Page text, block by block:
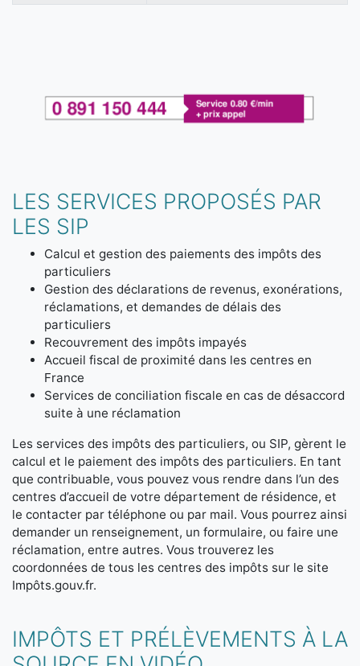
LES SERVICES PROPOSÉS PAR
LES SIP
Calcul et gestion des paiements des impôts des
particuliers
Gestion des déclarations de revenus, exonérations,
réclamations, et demandes de délais des
particuliers
Recouvrement des impôts impayés
Accueil fiscal de proximité dans les centres en
France
Services de conciliation fiscale en cas de désaccord
suite à une réclamation
Les services des impôts des particuliers, ou SIP, gèrent le
calcul et le paiement des impôts des particuliers. En tant
que contribuable, vous pouvez vous rendre dans l’un des
centres d’accueil de votre département de résidence, et
le contacter par téléphone ou par mail. Vous pourrez ainsi
demander un renseignement, un formulaire, ou faire une
réclamation, entre autres. Vous trouverez les
coordonnées de tous les centres des impôts sur le site
Impôts.gouv.fr.
IMPÔTS ET PRÉLÈVEMENTS À LA